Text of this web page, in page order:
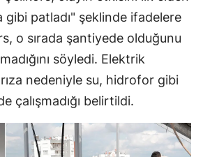
patladı" şeklinde ifadelere
o sırada şantiyede olduğunu
söyledi. Elektrik
nedeniyle su, hidrofor gibi
çalışmadığı belirtildi.